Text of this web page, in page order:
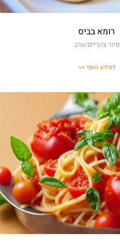
רומא בביס
סיור צהריים/ערב
למידע נוסף >>